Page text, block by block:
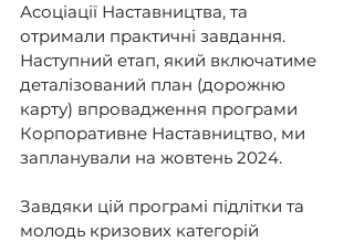
Асоціації Наставництва, та
отримали практичні завдання.
Наступний етап, який включатиме
деталізований план (дорожню
карту) впровадження програми
Корпоративне Наставництво, ми
запланували на жовтень 2024.
Завдяки цій програмі підлітки та
молодь кризових категорій